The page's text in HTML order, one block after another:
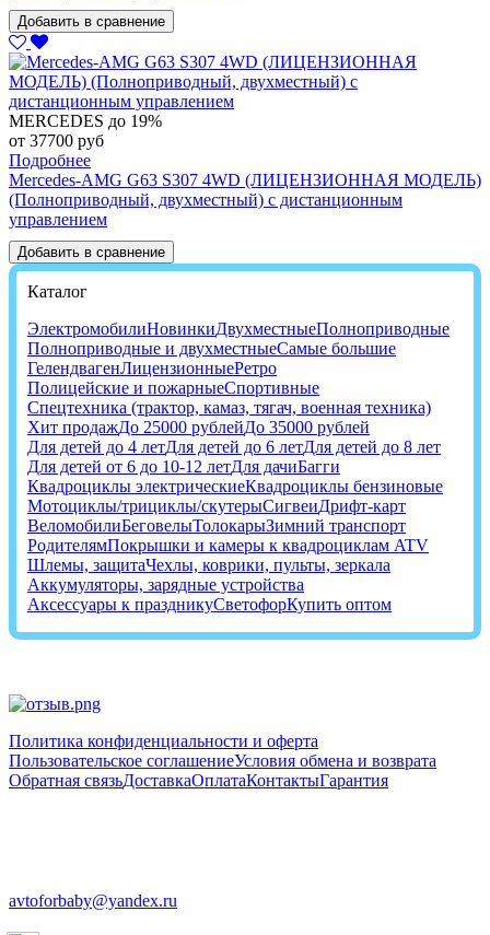
Добавить в сравнение
MERCEDES до 19%
от 37700 руб
Подробнее
Mercedes-AMG G63 S307 4WD (ЛИЦЕНЗИОННАЯ МОДЕЛЬ)
(Полноприводный, двухместный) с дистанционным
управлением
Добавить в сравнение
Каталог
ЭлектромобилиНовинкиДвухместныеПолноприводные
Полноприводные и двухместныеСамые большие
ГелендвагенЛицензионныеРетро
Полицейские и пожарныеСпортивные
Спецтехника (трактор, камаз, тягач, военная техника)
Хит продажДо 25000 рублейДо 35000 рублей
Для детей до 4 летДля детей до 6 летДля детей до 8 лет
Для детей от 6 до 10-12 летДля дачиБагги
Квадроциклы электрическиеКвадроциклы бензиновые
Мотоциклы/трициклы/скутерыСигвеиДрифт-карт
ВеломобилиБеговелыТолокарыЗимний транспорт
РодителямПокрышки и камеры к квадроциклам ATV
Шлемы, защитаЧехлы, коврики, пульты, зеркала
Аккумуляторы, зарядные устройства
Аксессуары к праздникуСветофорКупить оптом
Политика конфиденциальности и оферта
Пользовательское соглашениеУсловия обмена и возврата
Обратная связьДоставкаОплатаКонтактыГарантия
avtoforbaby@yandex.ru